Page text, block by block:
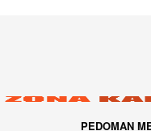
PEDOMAN